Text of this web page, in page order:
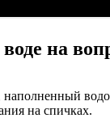
на
на спичках.